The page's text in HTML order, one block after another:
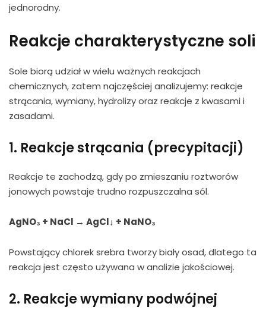
jednorodny.
Reakcje charakterystyczne soli
Sole biorą udział w wielu ważnych reakcjach
chemicznych, zatem najczęściej analizujemy: reakcje
strącania, wymiany, hydrolizy oraz reakcje z kwasami i
zasadami.
1. Reakcje strącania (precypitacji)
Reakcje te zachodzą, gdy po zmieszaniu roztworów
jonowych powstaje trudno rozpuszczalna sól.
AgNO₃ + NaCl → AgCl↓ + NaNO₃
Powstający chlorek srebra tworzy biały osad, dlatego ta
reakcja jest często używana w analizie jakościowej.
2. Reakcje wymiany podwójnej